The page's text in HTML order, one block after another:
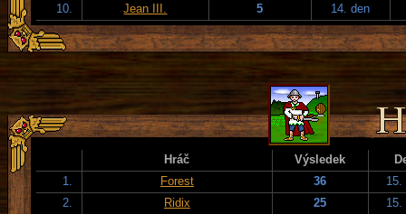
10.
Jean III. 5 14. den
Hráč Výsledek
1.
Forest 36
15.
2.
Ridix 25
15.